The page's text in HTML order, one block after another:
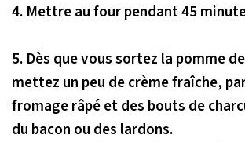
4. Mettre au four pendant 45
5. Dès que vous sortez la pomme
mettez un peu de crème fraîche,
fromage râpé et des bouts de
du bacon ou des lardons.